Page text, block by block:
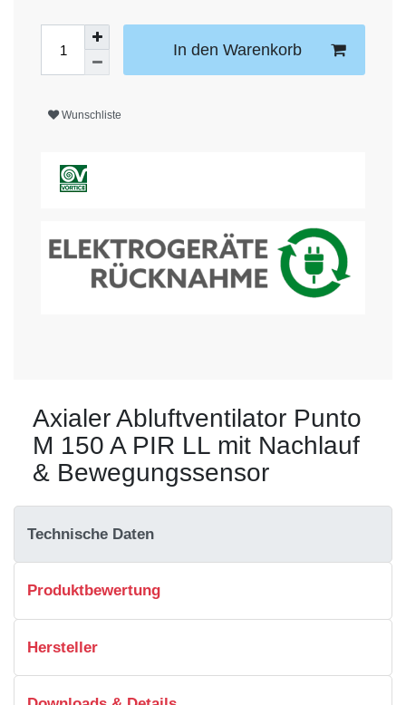
In den Warenkorb
Wunschliste
Axialer Abluftventilator Punto
M 150 A PIR LL mit Nachlauf
& Bewegungssensor
Technische Daten
Produktbewertung
Hersteller